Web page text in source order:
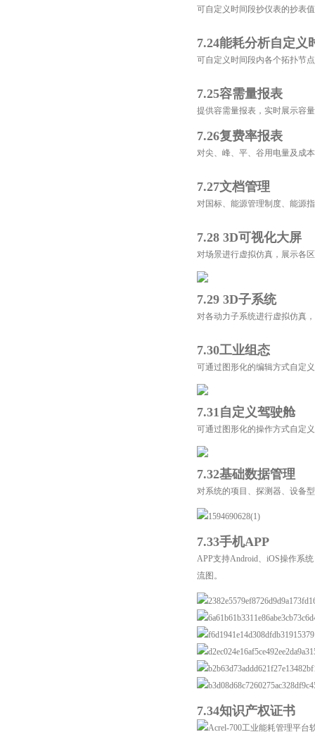
可自定义时间段抄仪表的抄表
7.24能耗分析自定义
可自定义时间段内各个拓扑节
7.25容需量报表
提供容需量报表，实时展示容
7.26复费率报表
对尖、峰、平、谷用电量及成
7.27文档管理
对国标、能源管理制度、能源
7.28 3D可视化大屏
对场景进行虚拟仿真，展示各
7.29 3D子系统
对各动力子系统进行虚拟仿真
7.30工业组态
可通过图形化的编辑方式自定
7.31自定义驾驶舱
可通过图形化的操作方式自定
7.32基础数据管理
对系统的项目、探测器、设备
7.33手机APP
APP支持Android、iOS操作系
流图。
7.34知识产权证书